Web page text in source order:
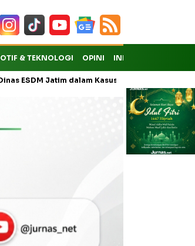
& TEKNOLOGI OPINI INDEKS
dalam Kasus Pungli Masih Didalami